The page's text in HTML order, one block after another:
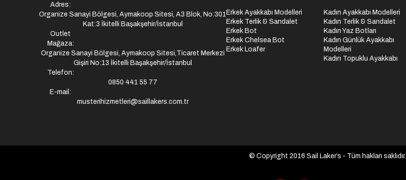
Adres:
Organize Sanayi Bölgesi, Aymakoop Sitesi, A3 Blok, No:301
Kat:3 İkitelli Başakşehir/İstanbul
Outlet
Mağaza:
Organize Sanayi Bölgesi, Aymakoop Sitesi,Ticaret Merkezi
Gişiri No:13 İkitelli Başakşehir/İstanbul
Telefon:
0850 441 55 77
E-mail:
musterihizmetleri@saillakers.com.tr
Erkek Ayakkabı Modelleri
Erkek Terlik & Sandalet
Erkek Bot
Erkek Chelsea Bot
Erkek Loafer
Kadın Ayakkabı Modelleri
Kadın Terlik & Sandalet
Kadın Yaz Botları
Kadın Günlük Ayakkabı
Modelleri
Kadın Topuklu Ayakkabı
© Copyright 2016 Sail Laker’s - Tüm hakları saklıdır.